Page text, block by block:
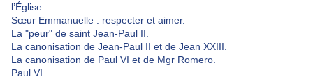
l’Église.
Sœur Emmanuelle : respecter et aimer.
La "peur" de saint Jean-Paul II.
La canonisation de Jean-Paul II et de Jean XXIII.
La canonisation de Paul VI et de Mgr Romero.
Paul VI.